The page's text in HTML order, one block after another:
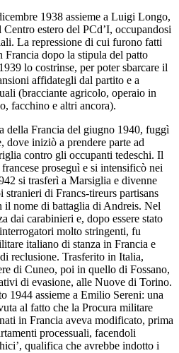
1938 assieme a Luigi Longo,
estero del PCd’I, occupandosi
La repressione di cui furono fatti
dopo la stipula del patto
lo costrinse, per poter sbarcare il
affidategli dal partito e a
(bracciante agricolo, operaio in
facchino e altri ancora).
della Francia del giugno 1940, fuggì
dove iniziò a prendere parte ad
contro gli occupanti tedeschi. Il
proseguì e si intensificò nei
si trasferì a Marsiglia e divenne
di Francs-tireurs partisans
il nome di battaglia di Andreis. Nel
dai carabinieri e, dopo essere stato
molto stringenti, fu
italiano di stanza in Francia e
reclusione. Trasferito in Italia,
di Cuneo, poi in quello di Fossano,
di evasione, alle Nuove di Torino.
1944 assieme a Emilio Sereni: una
al fatto che la Procura militare
in Francia aveva modificato, prima
processuali, facendoli
qualifica che avrebbe indotto i